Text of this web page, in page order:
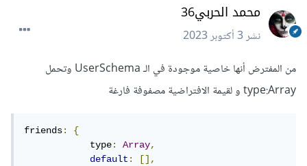
محمد الحربي36
نشر3 أكتوبر 2023
من المفترض أنها خاصية موجودة في الـ UserSchema وتحمل
type:Array و لقيمة الافتراضية مصفوفة فارغة
friends:
{
            type
: Array,
default:
[],